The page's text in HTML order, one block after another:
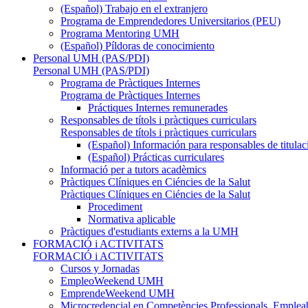
(Español) Trabajo en el extranjero
Programa de Emprendedores Universitarios (PEU)
Programa Mentoring UMH
(Español) Píldoras de conocimiento
Personal UMH (PAS/PDI)
Personal UMH (PAS/PDI)
Programa de Pràctiques Internes
Programa de Pràctiques Internes
Práctiques Internes remunerades
Responsables de títols i pràctiques curriculars
Responsables de títols i pràctiques curriculars
(Español) Información para responsables de
(Español) Prácticas curriculares
Informació per a tutors acadèmics
Pràctiques Clíniques en Ciéncies de la Salut
Pràctiques Clíniques en Ciéncies de la Salut
Procediment
Normativa aplicable
Pràctiques d'estudiants externs a la UMH
FORMACIÓ i ACTIVITATS
FORMACIÓ i ACTIVITATS
Cursos y Jornadas
EmpleoWeekend UMH
EmprendeWeekend UMH
Microcredencial en Competències Professionals,